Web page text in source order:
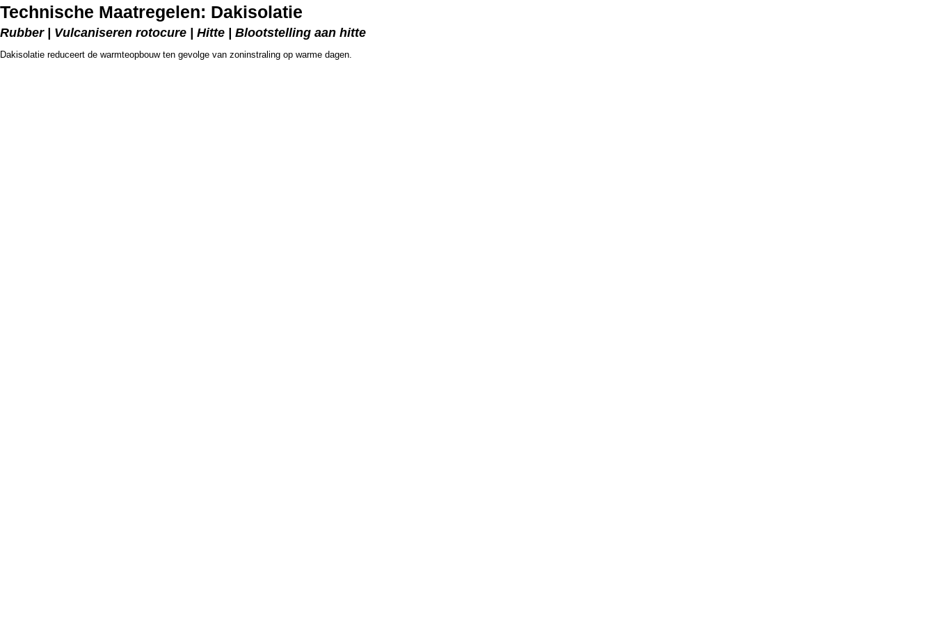
Technische Maatregelen: Dakisolatie
Rubber | Vulcaniseren rotocure | Hitte | Blootstelling aan hitte
Dakisolatie reduceert de warmteopbouw ten gevolge van zoninstraling op warme dagen.